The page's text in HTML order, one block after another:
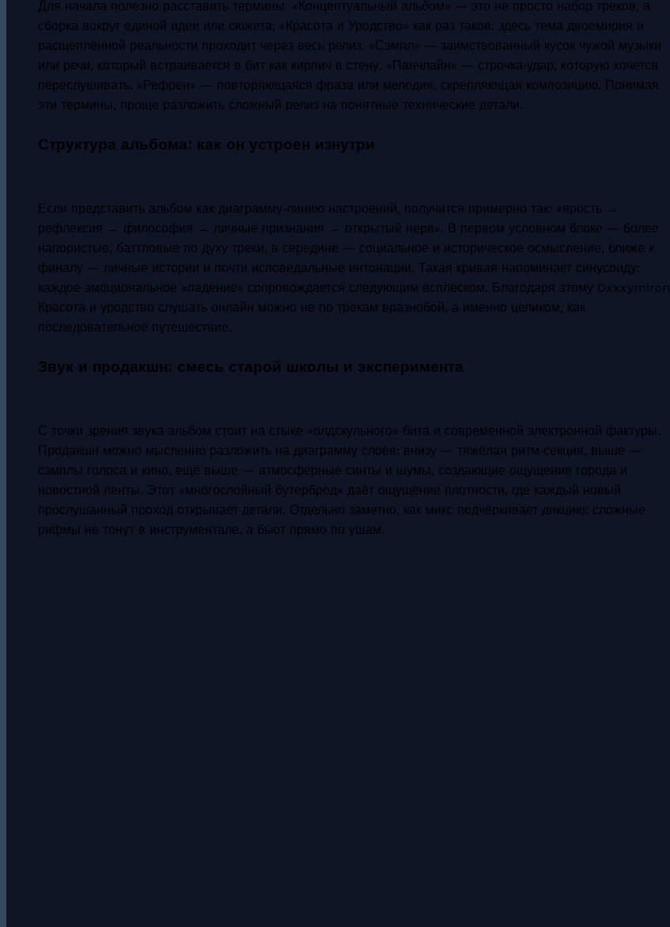
Для начала полезно расставить термины. «Концептуальный альбом» — это не просто набор треков, а
сборка вокруг единой идеи или сюжета; «Красота и Уродство» как раз таков: здесь тема двоемирия и
расщеплённой реальности проходит через весь релиз. «Сэмпл» — заимствованный кусок чужой музыки
или речи, который встраивается в бит как кирпич в стену. «Панчлайн» — строчка‑удар, которую хочется
переслушивать. «Рефрен» — повторяющаяся фраза или мелодия, скрепляющая композицию. Понимая
эти термины, проще разложить сложный релиз на понятные технические детали.
Структура альбома: как он устроен изнутри
Если представить альбом как диаграмму‑линию настроений, получится примерно так: «ярость →
рефлексия → философия → личные признания → открытый нерв». В первом условном блоке — более
напористые, баттловые по духу треки, в середине — социальное и историческое осмысление, ближе к
финалу — личные истории и почти исповедальные интонации. Такая кривая напоминает синусоиду:
каждое эмоциональное «падение» сопровождается следующим всплеском. Благодаря этому Oxxxymiron
Красота и уродство слушать онлайн можно не по трекам вразнобой, а именно целиком, как
последовательное путешествие.
Звук и продакшн: смесь старой школы и эксперимента
С точки зрения звука альбом стоит на стыке «олдскульного» бита и современной электронной фактуры.
Продакшн можно мысленно разложить на диаграмму слоёв: внизу — тяжёлая ритм‑секция, выше —
сэмплы голоса и кино, ещё выше — атмосферные синты и шумы, создающие ощущение города и
новостной ленты. Этот «многослойный бутерброд» даёт ощущение плотности, где каждый новый
прослушанный проход открывает детали. Отдельно заметно, как микс подчёркивает дикцию: сложные
рифмы не тонут в инструментале, а бьют прямо по ушам.